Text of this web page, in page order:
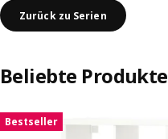
Zurück zu Serien
Beliebte Produkte
Liste überspringen
Bestseller